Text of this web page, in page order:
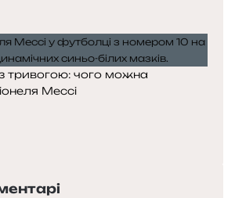
тривогою: чого можна
Мессі